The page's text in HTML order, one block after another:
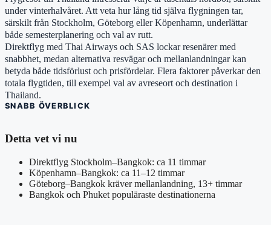
under vinterhalvåret. Att veta hur lång tid själva flygningen tar,
särskilt från Stockholm, Göteborg eller Köpenhamn, underlättar
både semesterplanering och val av rutt.
Direktflyg med Thai Airways och SAS lockar resenärer med
snabbhet, medan alternativa resvägar och mellanlandningar kan
betyda både tidsförlust och prisfördelar. Flera faktorer påverkar den
totala flygtiden, till exempel val av avreseort och destination i
Thailand.
SNABB ÖVERBLICK
Detta vet vi nu
Direktflyg Stockholm–Bangkok: ca 11 timmar
Köpenhamn–Bangkok: ca 11–12 timmar
Göteborg–Bangkok kräver mellanlandning, 13+ timmar
Bangkok och Phuket populäraste destinationerna